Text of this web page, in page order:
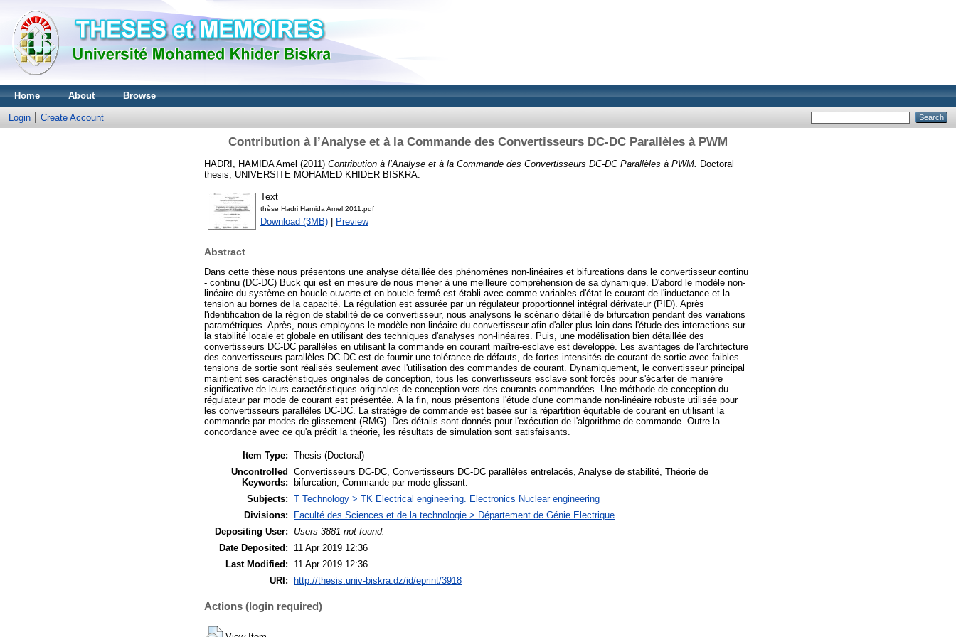
Home About Browse
Login Create Account
Contribution à l’Analyse et à la Commande des Convertisseurs DC-DC Parallèles à PWM
HADRI, HAMIDA Amel (2011) Contribution à l’Analyse et à la Commande des Convertisseurs DC-DC Parallèles à PWM.
Doctoral
thesis, UNIVERSITE MOHAMED KHIDER BISKRA.
Text
thèse Hadri Hamida Amel 2011.pdf
Download (3MB) | Preview
Abstract
Dans cette thèse nous présentons une analyse détaillée des phénomènes non-linéaires et bifurcations dans le convertisseur continu
- continu (DC-DC) Buck qui est en mesure de nous mener à une meilleure compréhension de sa dynamique. D'abord le modèle non-
linéaire du système en boucle ouverte et en boucle fermé est établi avec comme variables d'état le courant de l'inductance et la
tension au bornes de la capacité. La régulation est assurée par un régulateur proportionnel intégral dérivateur (PID). Après
l'identification de la région de stabilité de ce convertisseur, nous analysons le scénario détaillé de bifurcation pendant des variations
paramétriques. Après, nous employons le modèle non-linéaire du convertisseur afin d'aller plus loin dans l'étude des interactions sur
la stabilité locale et globale en utilisant des techniques d'analyses non-linéaires. Puis, une modélisation bien détaillée des
convertisseurs DC-DC parallèles en utilisant la commande en courant maître-esclave est développé. Les avantages de l'architecture
des convertisseurs parallèles DC-DC est de fournir une tolérance de défauts, de fortes intensités de courant de sortie avec faibles
tensions de sortie sont réalisés seulement avec l'utilisation des commandes de courant. Dynamiquement, le convertisseur principal
maintient ses caractéristiques originales de conception, tous les convertisseurs esclave sont forcés pour s'écarter de manière
significative de leurs caractéristiques originales de conception vers des courants commandées. Une méthode de conception du
régulateur par mode de courant est présentée. À la fin, nous présentons l'étude d'une commande non-linéaire robuste utilisée pour
les convertisseurs parallèles DC-DC. La stratégie de commande est basée sur la répartition équitable de courant en utilisant la
commande par modes de glissement (RMG). Des détails sont donnés pour l'exécution de l'algorithme de commande. Outre la
concordance avec ce qu'a prédit la théorie, les résultats de simulation sont satisfaisants.
Item Type: Thesis (Doctoral)
Uncontrolled
Keywords:
Convertisseurs DC-DC, Convertisseurs DC-DC parallèles entrelacés, Analyse de stabilité, Théorie de
bifurcation, Commande par mode glissant.
Subjects: T Technology > TK Electrical engineering. Electronics Nuclear engineering
Divisions:
Faculté des Sciences et de la technologie > Département de Génie Electrique
Depositing User:
Users 3881 not found.
Date Deposited:
11 Apr 2019 12:36
Last Modified:
11 Apr 2019 12:36
URI:
http://thesis.univ-biskra.dz/id/eprint/3918
Actions (login required)